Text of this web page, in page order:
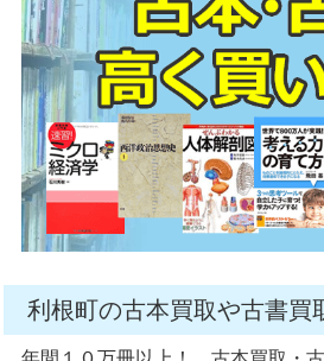
利根町の古本買取や古書買